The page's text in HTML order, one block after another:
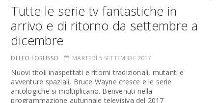
Tutte le serie tv fantastiche in
arrivo e di ritorno da settembre a
dicembre
DI LEO LORUSSO MARTEDÌ 5 SETTEMBRE 2017
Nuovi titoli inaspettati e ritorni tradizionali, mutanti e
avventure spaziali, Bruce Wayne cresce e le serie
antologiche si moltiplicano. Benvenuti nella
programmazione autunnale televisiva del 2017